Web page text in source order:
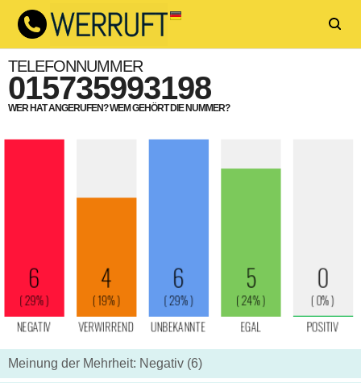
TELEFONNUMMER
015735993198
WER HAT ANGERUFEN? WEM GEHÖRT DIE NUMMER?
Meinung der Mehrheit: Negativ (6)